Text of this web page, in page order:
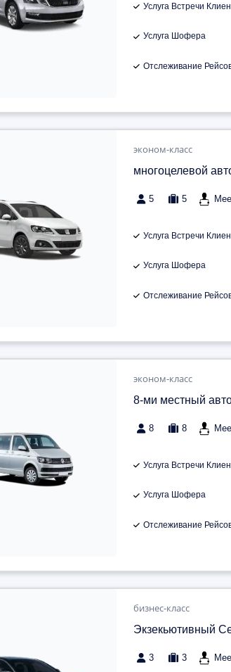
Услуга Встречи
Услуга Шофера
Отслеживание
эконом-класс
многоцелевой
5 5
Услуга Встречи
Услуга Шофера
Отслеживание
эконом-класс
8-ми местный
8 8
Услуга Встречи
Услуга Шофера
Отслеживание
бизнес-класс
Экзекьютивный
3 3